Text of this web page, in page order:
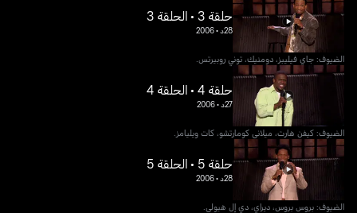
حلقة 3 • الحلقة 3
28د •
2006
الضيوف: جاي فيليبز، دومنيك، توني روبيرتس.
حلقة 4 • الحلقة 4
27د •
2006
الضيوف: كيفن هارت، ميلاني كومارتشو، كات ويليامز.
حلقة 5 • الحلقة 5
28د •
2006
الضيوف: بروس بروس، ديراي، دي إل هيولي.